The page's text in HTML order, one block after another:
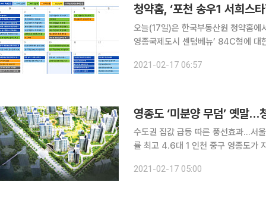
청약홈, ‘포천 송우1 서희스
오늘(17일)은 한국부동산원 청약홈에
영종국제도시 센텀베뉴’ 84C형에 대한 2순위 청약
기간이 지난 주택의 당첨 확인은 ‘청
2021-02-17 06:57
영종도 ‘미분양 무덤’ 옛말…
수도권 집값 급등 따른 풍선효과…서
률 최고 4.6대 1 인천 중구 영종도가 지난해 미분양 부진을 딛고 흥행 조짐을 보이고 있다. 지난 15
수 이상의 청약통장이 몰렸다. 지난해
2021-02-17 05:00